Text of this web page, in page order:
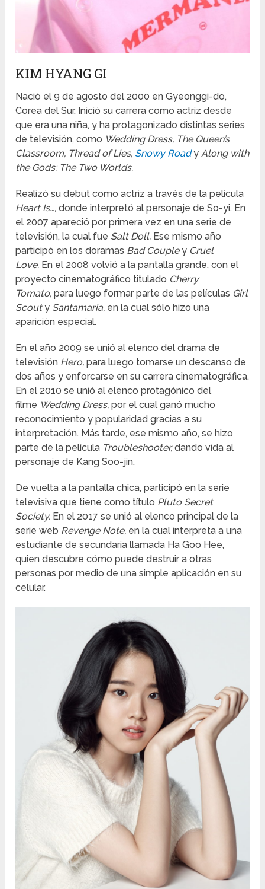
KIM HYANG GI
Nació el 9 de agosto del 2000 en Gyeonggi-do,
Corea del Sur. Inició su carrera como actriz desde
que era una niña, y ha protagonizado distintas series
de televisión, como Wedding Dress, The Queen’s
Classroom, Thread of Lies, Snowy Road yAlong with
the Gods: The Two Worlds.
Realizó su debut como actriz a través de la película
Heart Is…,donde interpretó al personaje de So-yi. En
el 2007 apareció por primera vez en una serie de
televisión, la cual fue Salt Doll. Ese mismo año
participó en los doramas Bad Coupley Cruel
Love. En el 2008 volvió a la pantalla grande, con el
proyecto cinematográfico titulado Cherry
Tomato,para luego formar parte de las películas Girl
Scouty Santamaria, en la cual sólo hizo una
aparición especial.
En el año 2009 se unió al elenco del drama de
televisión Hero,para luego tomarse un descanso de
dos años y enforcarse en su carrera cinematográfica.
En el 2010 se unió al elenco protagónico del
filme Wedding Dress,por el cual ganó mucho
reconocimiento y popularidad gracias a su
interpretación. Más tarde, ese mismo año, se hizo
parte de la película Troubleshooter,dando vida al
personaje de Kang Soo-jin.
De vuelta a la pantalla chica, participó en la serie
televisiva que tiene como título Pluto Secret
Society. En el 2017 se unió al elenco principal de la
serie web Revenge Note, en la cual interpreta a una
estudiante de secundaria llamada Ha Goo Hee,
quien descubre cómo puede destruir a otras
personas por medio de una simple aplicación en su
celular.